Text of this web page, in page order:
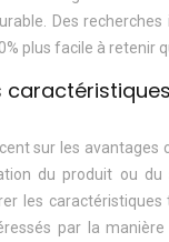
Des recherches
plus facile à retenir
sur les avantages
du produit ou
les caractéristiques
par la